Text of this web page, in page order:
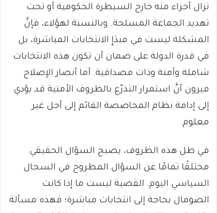
تزال أجزاء منه خارج السيطرة الحكومية أو تحت
تهديد الجماعة المسلحة. وبالنسبة لهؤلاء، فإنَّ
المشكلة ليست في مبدَإِ الانتخابات المباشرة، بل
في قدرة الدولة على ضمان أن تكون هذه الانتخابات
شاملة وآمنة وذات مصداقية. أما أنصار الإصلاح
فيرون أنَّ استمرار التذرّع بالظروف الأمنية قد يؤدي
إلى إدامة نظام المحاصصة القائم إلى أجل غير
معلوم.
في ظل هذه الظروف، يصبح السؤال الحقيقي
مختلفًا تمامًا عن السؤال المطروح في السجال
السياسي اليوم. القضية ليست ما إذا كانت
الصومال بحاجة إلى انتخابات مباشرة؛ فهذه مسألة